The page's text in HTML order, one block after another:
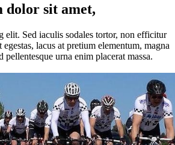
dolor sit amet,
elit. Sed iaculis sodales tortor, non efficitur
lacus at pretium elementum, magna
pellentesque urna enim placerat massa.